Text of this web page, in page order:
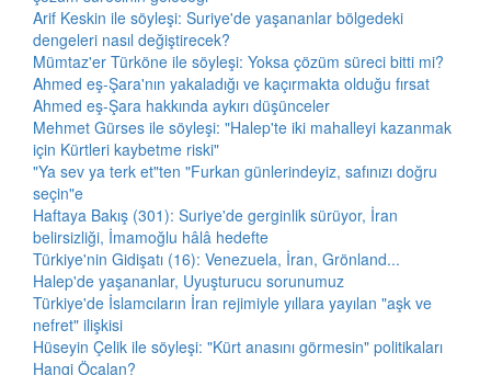
Arif Keskin ile söyleşi: Suriye'de yaşananlar bölgedeki
dengeleri nasıl değiştirecek?
Mümtaz'er Türköne ile söyleşi: Yoksa çözüm süreci bitti mi?
Ahmed eş-Şara'nın yakaladığı ve kaçırmakta olduğu fırsat
Ahmed eş-Şara hakkında aykırı düşünceler
Mehmet Gürses ile söyleşi: "Halep'te iki mahalleyi kazanmak
için Kürtleri kaybetme riski"
"Ya sev ya terk et"ten "Furkan günlerindeyiz, safınızı doğru
seçin"e
Haftaya Bakış (301): Suriye'de gerginlik sürüyor, İran
belirsizliği, İmamoğlu hâlâ hedefte
Türkiye'nin Gidişatı (16): Venezuela, İran, Grönland...
Halep'de yaşananlar, Uyuşturucu sorunumuz
Türkiye'de İslamcıların İran rejimiyle yıllara yayılan "aşk ve
nefret" ilişkisi
Hüseyin Çelik ile söyleşi: "Kürt anasını görmesin" politikaları
Hangi Öcalan?